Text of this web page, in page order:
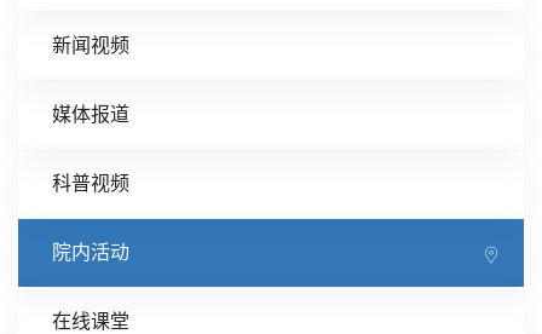
新闻视频
媒体报道
科普视频
院内活动
在线课堂